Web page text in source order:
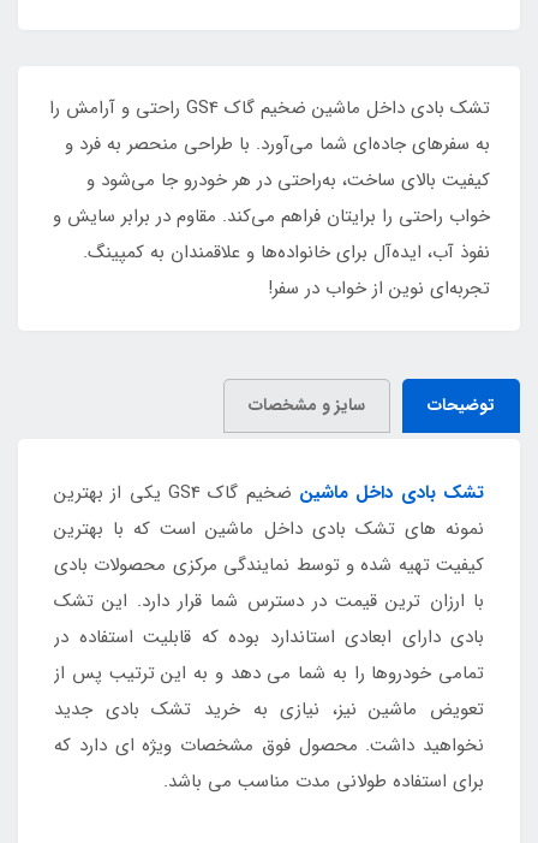
تشک بادی داخل ماشین ضخیم گاک GS4 راحتی و آرامش را
به سفرهای جاده‌ای شما می‌آورد. با طراحی منحصر به فرد و
کیفیت بالای ساخت، به‌راحتی در هر خودرو جا می‌شود و
خواب راحتی را برایتان فراهم می‌کند. مقاوم در برابر سایش و
نفوذ آب، ایده‌آل برای خانواده‌ها و علاقمندان به کمپینگ.
تجربه‌ای نوین از خواب در سفر!
توضیحات سایز و مشخصات
تشک بادی داخل ماشین
ضخیم گاک GS4 یکی از بهترین
نمونه های تشک بادی داخل ماشین است که با بهترین
کیفیت تهیه شده و توسط نمایندگی مرکزی محصولات بادی
با ارزان ترین قیمت در دسترس شما قرار دارد. این تشک
بادی دارای ابعادی استاندارد بوده که قابلیت استفاده در
تمامی خودروها را به شما می دهد و به این ترتیب پس از
تعویض ماشین نیز، نیازی به خرید تشک بادی جدید
نخواهید داشت. محصول فوق مشخصات ویژه ای دارد که
برای استفاده طولانی مدت مناسب می باشد.